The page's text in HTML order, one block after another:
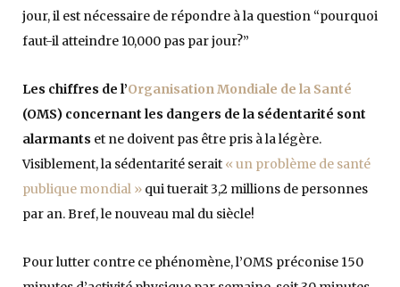
jour, il est nécessaire de répondre à la question “pourquoi
faut-il atteindre 10,000 pas par jour?”
Les chiffres de l’Organisation Mondiale de la Santé
(OMS) concernant les dangers de la sédentarité sont
alarmants et ne doivent pas être pris à la légère.
Visiblement, la sédentarité serait « un problème de santé
publique mondial » qui tuerait 3,2 millions de personnes
par an. Bref, le nouveau mal du siècle!
Pour lutter contre ce phénomène, l’OMS préconise 150